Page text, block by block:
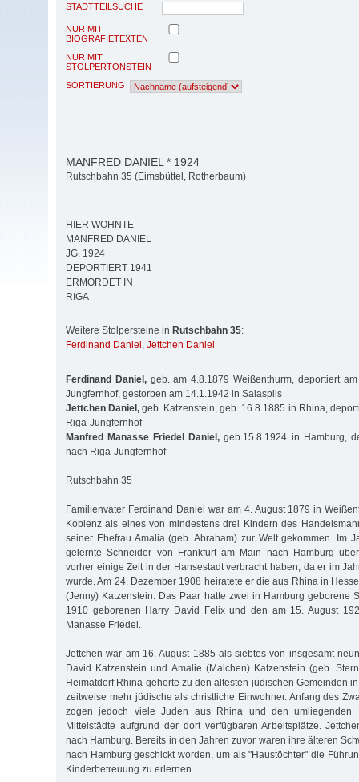
STADTTEILSUCHE
NUR MIT
BIOGRAFIETEXTEN
NUR MIT
STOLPERTONSTEIN
SORTIERUNG
MANFRED DANIEL * 1924
Rutschbahn 35 (Eimsbüttel, Rotherbaum)
HIER WOHNTE
MANFRED DANIEL
JG. 1924
DEPORTIERT 1941
ERMORDET IN
RIGA
Weitere Stolpersteine in Rutschbahn 35:
Ferdinand Daniel , Jettchen Daniel
Ferdinand Daniel,geb. am 4.8.1879 Weißenthurm, deportiert
Jungfernhof, gestorben am 14.1.1942 in Salaspils
Jettchen Daniel, geb. Katzenstein, geb. 16.8.1885 in Rhina,
Riga-Jungfernhof
Manfred Manasse Friedel Daniel,geb.15.8.1924 in Hamburg,
nach Riga-Jungfernhof
Rutschbahn 35
Familienvater Ferdinand Daniel war am 4. August 1879 in
Koblenz als eines von mindestens drei Kindern des
seiner Ehefrau Amalia (geb. Abraham) zur Welt gekommen. Im
gelernte Schneider von Frankfurt am Main nach Hamburg
vorher einige Zeit in der Hansestadt verbracht haben, da er im
wurde. Am 24. Dezember 1908 heiratete er die aus Rhina in
(Jenny) Katzenstein. Das Paar hatte zwei in Hamburg geborene
1910 geborenen Harry David Felix und den am 15. August
Manasse Friedel.
Jettchen war am 16. August 1885 als siebtes von insgesamt
David Katzenstein und Amalie (Malchen) Katzenstein (geb.
Heimatdorf Rhina gehörte zu den ältesten jüdischen Gemeinden
zeitweise mehr jüdische als christliche Einwohner. Anfang des
zogen jedoch viele Juden aus Rhina und den umliegenden
Mittelstädte aufgrund der dort verfügbaren Arbeitsplätze.
nach Hamburg. Bereits in den Jahren zuvor waren ihre älteren
nach Hamburg geschickt worden, um als "Haustöchter" die
Kinderbetreuung zu erlernen.